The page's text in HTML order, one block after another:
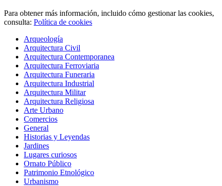
Para obtener más información, incluido cómo gestionar las cookies,
consulta: Política de cookies
Arqueología
Arquitectura Civil
Arquitectura Contemporanea
Arquitectura Ferroviaria
Arquitectura Funeraria
Arquitectura Industrial
Arquitectura Militar
Arquitectura Religiosa
Arte Urbano
Comercios
General
Historias y Leyendas
Jardines
Lugares curiosos
Ornato Público
Patrimonio Etnológico
Urbanismo